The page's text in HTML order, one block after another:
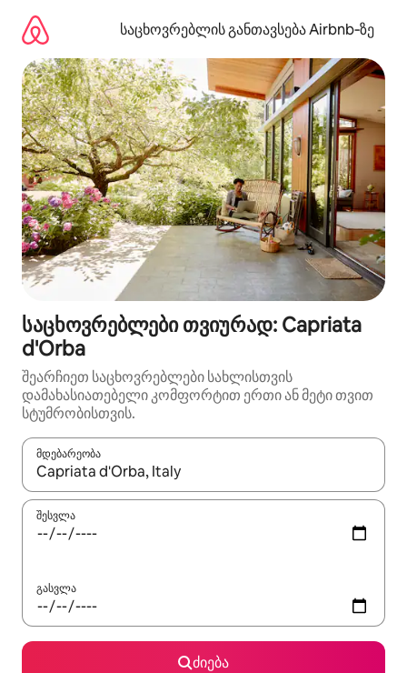
გადასვლა
საცხოვრებლის განთავსება Airbnb‑ზე
საცხოვრებლები თვიურად: Capriata
d'Orba
შეარჩიეთ საცხოვრებლები სახლისთვის
დამახასიათებელი კომფორტით ერთი ან მეტი თვით
სტუმრობისთვის.
მდებარეობა
როცა შედეგები ხელმისაწვდომი გახდება, ნავიგაციისთვის
შესვლა
გასვლა
ძიება